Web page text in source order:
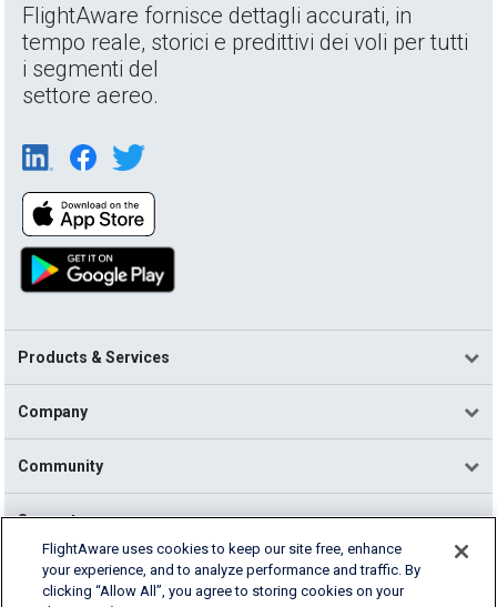
FlightAware fornisce dettagli accurati, in
tempo reale, storici e predittivi dei voli per tutti
i segmenti del
settore aereo.
Products & Services
Company
Community
Support
English (USA)
2026 FlightAware
FlightAware uses cookies to keep our site free, enhance
your experience, and to analyze performance and traffic. By
clicking “Allow All”, you agree to storing cookies on your